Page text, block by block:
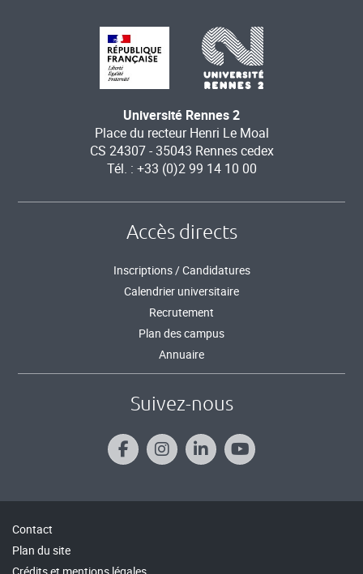
Université Rennes 2
Place du recteur Henri Le Moal
CS 24307 - 35043 Rennes cedex
Tél. : +33 (0)2 99 14 10 00
Accès directs
Inscriptions / Candidatures
Calendrier universitaire
Recrutement
Plan des campus
Annuaire
Suivez-nous
Contact
Plan du site
Crédits et mentions légales